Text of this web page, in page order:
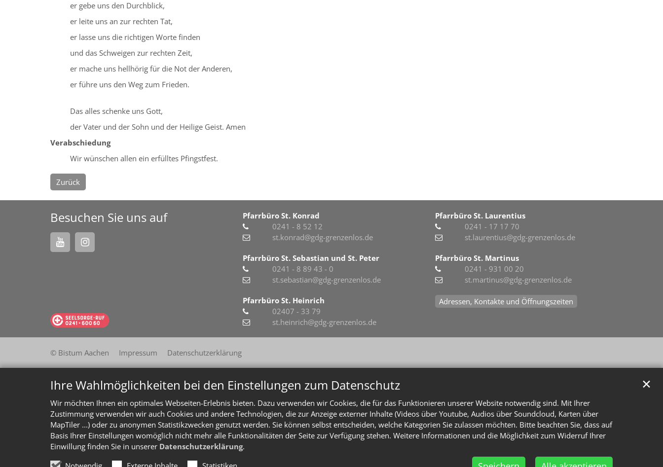
Ihre Wahlmöglichkeiten bei den Einstellungen zum Datenschutz
Wir möchten Ihnen ein optimales Webseiten-Erlebnis bieten. Dazu verwenden wir Cookies, die für das Funktionieren unserer Website notwendig sind. Mit Ihrer
Zustimmung verwenden wir auch Cookies und andere Technologien, die zur Anzeige externer Inhalte (Videos über Youtube, Audios über Soundcloud, Karten über
MapTiler ...) oder zu anonymen Statistikzwecken genutzt werden. Sie können selbst entscheiden, welche Kategorien Sie zulassen möchten. Bitte beachten Sie, dass auf
Basis Ihrer Einstellungen womöglich nicht mehr alle Funktionalitäten der Seite zur Verfügung stehen. Weitere Informationen und die Möglichkeit zum Widerruf Ihrer
Einwillung finden Sie in unserer Datenschutzerklärung.
✕
er gebe uns den Durchblick,
er leite uns an zur rechten Tat,
er lasse uns die richtigen Worte finden
und das Schweigen zur rechten Zeit,
er mache uns hellhörig für die Not der Anderen,
er führe uns den Weg zum Frieden.
Das alles schenke uns Gott,
der Vater und der Sohn und der Heilige Geist. Amen
Verabschiedung
Wir wünschen allen ein erfülltes Pfingstfest.
Zurück
Besuchen Sie uns auf
Pfarrbüro St. Konrad
0241 - 8 52 12
st.konrad@gdg-grenzenlos.de
Pfarrbüro St. Sebastian und St. Peter
0241 - 8 89 43 - 0
st.sebastian@gdg-grenzenlos.de
Pfarrbüro St. Heinrich
02407 - 33 79
st.heinrich@gdg-grenzenlos.de
Pfarrbüro St. Laurentius
0241 - 17 17 70
st.laurentius@gdg-grenzenlos.de
Pfarrbüro St. Martinus
0241 - 931 00 20
st.martinus@gdg-grenzenlos.de
Adressen, Kontakte und Öffnungszeiten
© Bistum Aachen Impressum Datenschutzerklärung